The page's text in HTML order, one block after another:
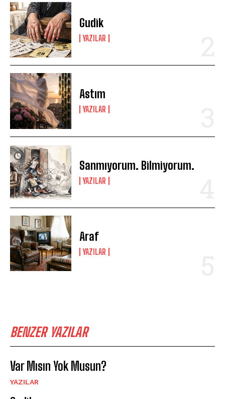
Gudik
YAZILAR
Astım
YAZILAR
Sanmıyorum. Bilmiyorum.
YAZILAR
Araf
YAZILAR
BENZER YAZILAR
Var Mısın Yok Musun?
YAZILAR